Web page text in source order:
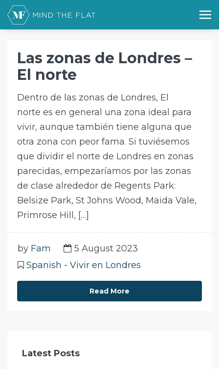
Home
norte de Londres
Las zonas de Londres –
El norte
Dentro de las zonas de Londres, El
norte es en general una zona ideal para
vivir, aunque también tiene alguna que
otra zona con peor fama. Si tuviésemos
que dividir el norte de Londres en zonas
parecidas, empezaríamos por las zonas
de clase alrededor de Regents Park:
Belsize Park, St Johns Wood, Maida Vale,
Primrose Hill, […]
by Fam
5 August 2023
Spanish - Vivir en Londres
Read More
Latest Posts